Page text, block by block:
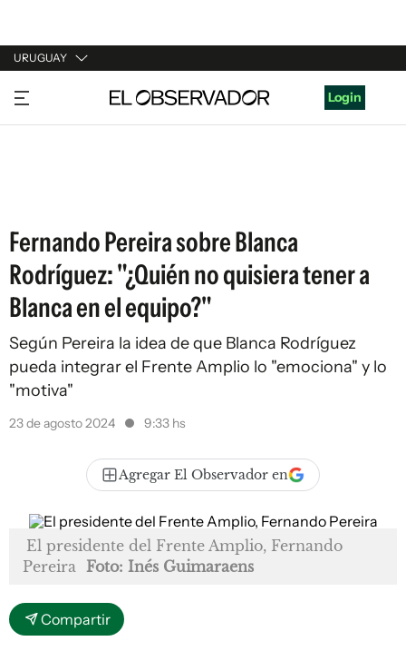
URUGUAY
URUGUAY
ARGENTINA
Login
Fernando Pereira sobre Blanca
Rodríguez: "¿Quién no quisiera tener a
Blanca en el equipo?"
Según Pereira la idea de que Blanca Rodríguez
pueda integrar el Frente Amplio lo "emociona" y lo
"motiva"
23 de agosto 2024 9:33 hs
Agregar El Observador en
El presidente del Frente Amplio, Fernando
Pereira Foto: Inés Guimaraens
Compartir